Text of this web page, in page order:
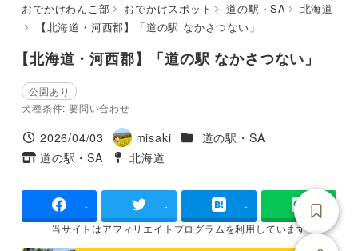
おでかけわんこ部 おでかけスポット 道の駅・SA
北海道
【北海道・河西郡】「道の駅 なかさつない」
【北海道・河西郡】「道の駅 なかさつない」
公園あり
犬種条件: 要問い合わせ
投稿日
2026/04/03
著
者
misaki 施設ジャンル
道の駅・SA
タグ
道の駅・SA
タグ
北海道
- - -
当サイトはアフィリエイトプログラムを利用しています